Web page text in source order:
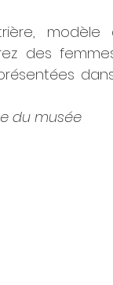
des
du musée